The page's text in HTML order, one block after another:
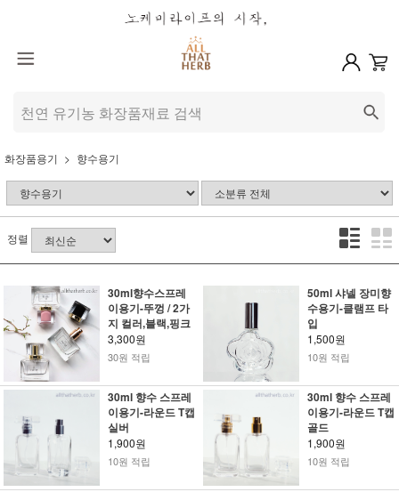
화장품용기 향수용기
정렬
30ml향수스프레
이용기-뚜껑 / 2가
지 컬러,블랙,핑크
3,300원
30원 적립
50ml 샤넬 장미향
수용기-클램프 타
입
1,500원
10원 적립
30ml 향수 스프레
이용기-라운드 T캡
실버
1,900원
10원 적립
30ml 향수 스프레
이용기-라운드 T캡
골드
1,900원
10원 적립